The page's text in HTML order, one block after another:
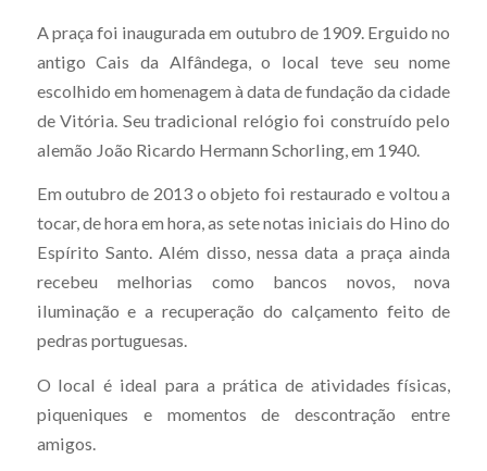
A praça foi inaugurada em outubro de 1909. Erguido no
antigo Cais da Alfândega, o local teve seu nome
escolhido em homenagem à data de fundação da cidade
de Vitória. Seu tradicional relógio foi construído pelo
alemão João Ricardo Hermann Schorling, em 1940.
Em outubro de 2013 o objeto foi restaurado e voltou a
tocar, de hora em hora, as sete notas iniciais do Hino do
Espírito Santo. Além disso, nessa data a praça ainda
recebeu melhorias como bancos novos, nova
iluminação e a recuperação do calçamento feito de
pedras portuguesas.
O local é ideal para a prática de atividades físicas,
piqueniques e momentos de descontração entre
amigos.